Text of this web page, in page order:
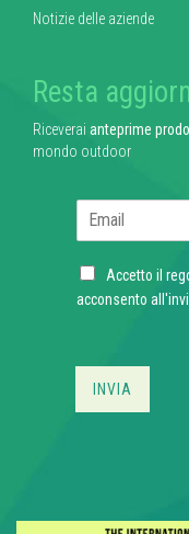
Notizie delle aziende
Resta
Riceverai anteprime
mondo outdoor
l
C
h
Accetto il
acconsento
INVIA